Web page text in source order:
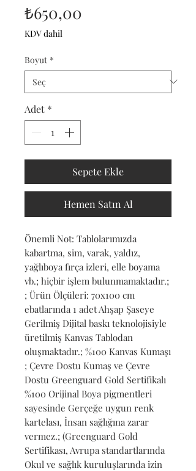
₺650,00
KDV dahil
Boyut *
Adet *
Sepete Ekle
Hemen Satın Al
Önemli Not: Tablolarımızda
kabartma, sim, varak, yaldız,
yağlıboya fırça izleri, elle boyama
vb.; hiçbir işlem bulunmamaktadır.;
; Ürün Ölçüleri: 70x100 cm
ebatlarında 1 adet Ahşap Şaseye
Gerilmiş Dijital baskı teknolojisiyle
üretilmiş Kanvas Tablodan
oluşmaktadır.; %100 Kanvas Kumaşı
; Çevre Dostu Kumaş ve Çevre
Dostu Greenguard Gold Sertifikalı
%100 Orijinal Boya pigmentleri
sayesinde Gerçeğe uygun renk
kartelası, İnsan sağlığına zarar
vermez.; (Greenguard Gold
Sertifikası, Avrupa standartlarında
Okul ve sağlık kuruluşlarında izin